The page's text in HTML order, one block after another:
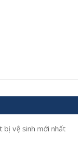
bị vệ sinh mới nhất